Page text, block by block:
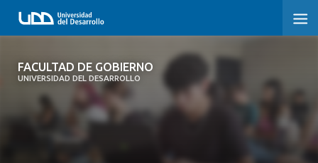
FACULTAD DE GOBIERNO
UNIVERSIDAD DEL DESARROLLO
FACULTAD DE GOBIERNO